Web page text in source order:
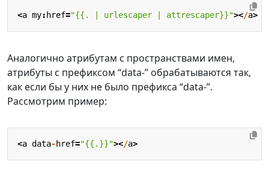
<a my: href="{{. | urlescaper | attrescaper}}"></a>
Аналогично атрибутам с пространствами имен,
атрибуты с префиксом “data-” обрабатываются так,
как если бы у них не было префикса “data-”.
Рассмотрим пример:
<a data-href="{{.}}"></a>